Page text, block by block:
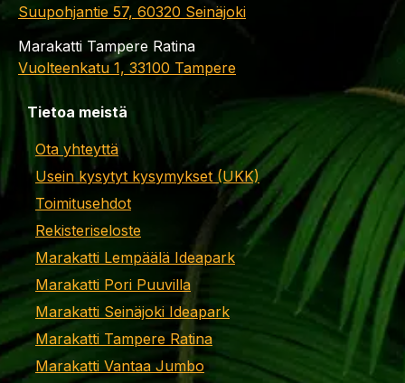
Suupohjantie 57, 60320 Seinäjoki
Marakatti Tampere Ratina
Vuolteenkatu 1, 33100 Tampere
Tietoa meistä
Ota yhteyttä
Usein kysytyt kysymykset (UKK)
Toimitusehdot
Rekisteriseloste
Marakatti Lempäälä Ideapark
Marakatti Pori Puuvilla
Marakatti Seinäjoki Ideapark
Marakatti Tampere Ratina
Marakatti Vantaa Jumbo